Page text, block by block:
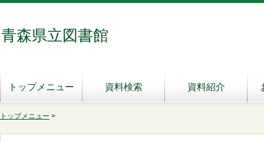
青森県立図書館
トップメニュー 資料検索 資料紹介
トップメニュー >